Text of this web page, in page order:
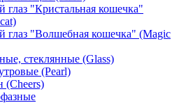
глаз "Кристальная кошечка"
глаз "Волшебная кошечка" (Magic
стеклянные (Glass)
(Pearl)
(Cheers)